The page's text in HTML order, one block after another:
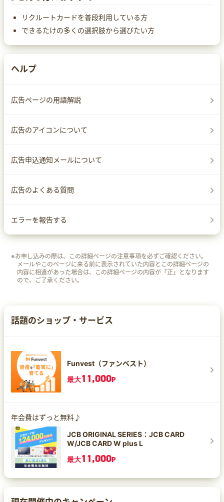
リクルートカードを普段利用している方
できるたけの多くの選択肢から選びたい方
ヘルプ
広告ページの用語解説
広告のアイコンについて
広告申込通知メールについて
広告のよくある質問
エラーを報告する
※お申し込みの際は、この詳細ページの注意事項を必ずご確認ください。
メールやこのページに来る前に表示されていた内容とこの詳細ページの
内容に相違があった場合は、この詳細ページの内容が「正」となります
ので、ご了承ください。
話題のショップ・サービス
Funvest（ファンベスト）
最大11,000P
年会費はずっと無料♪
JCB ORIGINAL SERIES：JCB CARD
W/JCB CARD W plus L
最大11,000P